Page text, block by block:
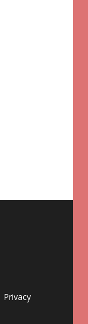
Privacy